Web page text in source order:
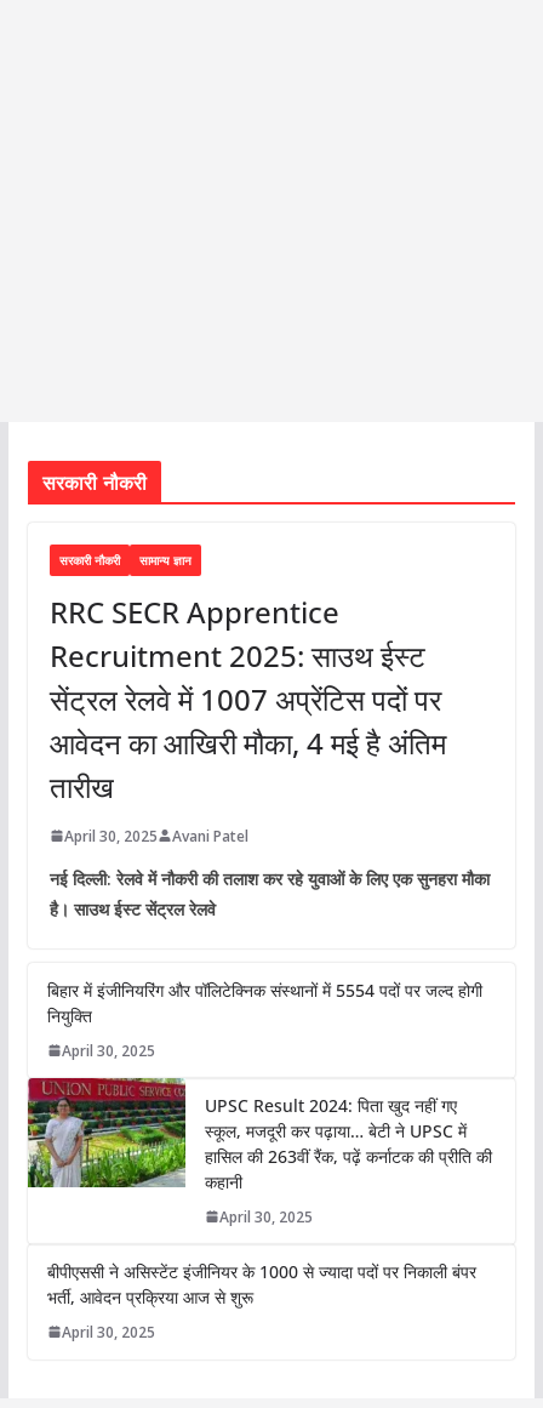
सरकारी नौकरी
सरकारी नौकरी सामान्य ज्ञान
RRC SECR Apprentice
Recruitment 2025: साउथ ईस्ट
सेंट्रल रेलवे में 1007 अप्रेंटिस पदों पर
आवेदन का आखिरी मौका, 4 मई है अंतिम
तारीख
April 30, 2025 Avani Patel
नई दिल्ली: रेलवे में नौकरी की तलाश कर रहे युवाओं के लिए एक सुनहरा मौका
है। साउथ ईस्ट सेंट्रल रेलवे
बिहार में इंजीनियरिंग और पॉलिटेक्निक संस्थानों में 5554 पदों पर जल्द होगी
नियुक्ति
April 30, 2025
UPSC Result 2024: पिता खुद नहीं गए
स्कूल, मजदूरी कर पढ़ाया… बेटी ने UPSC में
हासिल की 263वीं रैंक, पढ़ें कर्नाटक की प्रीति की
कहानी
April 30, 2025
बीपीएससी ने असिस्टेंट इंजीनियर के 1000 से ज्यादा पदों पर निकाली बंपर
भर्ती, आवेदन प्रक्रिया आज से शुरू
April 30, 2025